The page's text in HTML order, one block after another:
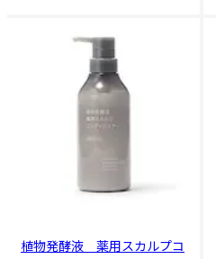
植物発酵液 薬用スカルプコ